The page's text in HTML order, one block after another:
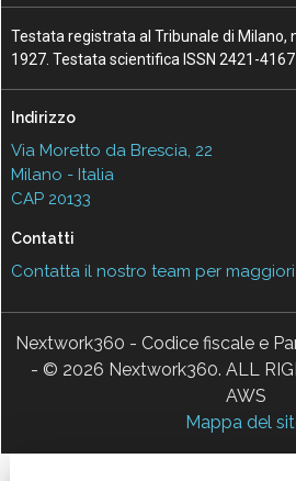
Testata registrata al Tribunale di Milano,
1927. Testata scientifica ISSN 2421-4167
Indirizzo
Via Moretto da Brescia, 22
Milano - Italia
CAP 20133
Contatti
Contatta il nostro team per
Nextwork360 - Codice fiscale e
- © 2026 Nextwork360. ALL
AWS
Mappa del